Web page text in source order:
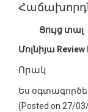
Ցույց տալ
Մոլնիյա Review
Որակ
Ես
(Posted on 27/